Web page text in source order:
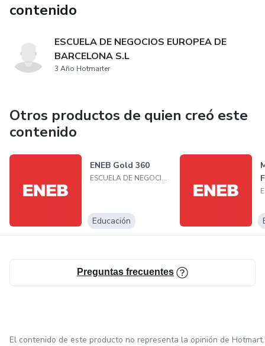
contenido
ESCUELA DE NEGOCIOS EUROPEA DE
BARCELONA S.L
3 Año Hotmarter
Otros productos de quien creó este
contenido
ENEB Gold 360
ESCUELA DE NEGOCIOS EUROPEA DE BARCELONA S.L
Educación
Preguntas frecuentes
El contenido de este producto no representa la opinión de Hotmart.